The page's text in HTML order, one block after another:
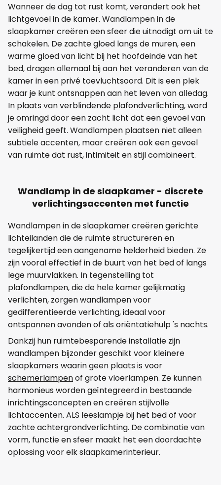
Wanneer de dag tot rust komt, verandert ook het
lichtgevoel in de kamer. Wandlampen in de
slaapkamer creëren een sfeer die uitnodigt om uit te
schakelen. De zachte gloed langs de muren, een
warme gloed van licht bij het hoofdeinde van het
bed, dragen allemaal bij aan het veranderen van de
kamer in een privé toevluchtsoord. Dit is een plek
waar je kunt ontsnappen aan het leven van alledag.
In plaats van verblindende plafondverlichting, word
je omringd door een zacht licht dat een gevoel van
veiligheid geeft. Wandlampen plaatsen niet alleen
subtiele accenten, maar creëren ook een gevoel
van ruimte dat rust, intimiteit en stijl combineert.
Wandlamp in de slaapkamer - discrete
verlichtingsaccenten met functie
Wandlampen in de slaapkamer creëren gerichte
lichteilanden die de ruimte structureren en
tegelijkertijd een aangename helderheid bieden. Ze
zijn vooral effectief in de buurt van het bed of langs
lege muurvlakken. In tegenstelling tot
plafondlampen, die de hele kamer gelijkmatig
verlichten, zorgen wandlampen voor
gedifferentieerde verlichting, ideaal voor
ontspannen avonden of als oriëntatiehulp 's nachts.
Dankzij hun ruimtebesparende installatie zijn
wandlampen bijzonder geschikt voor kleinere
slaapkamers waarin geen plaats is voor
schemerlampenof grote vloerlampen. Ze kunnen
harmonieus worden geïntegreerd in bestaande
inrichtingsconcepten en creëren stijlvolle
lichtaccenten. ALS leeslampje bij het bed of voor
zachte achtergrondverlichting. De combinatie van
vorm, functie en sfeer maakt het een doordachte
oplossing voor elk slaapkamerinterieur.